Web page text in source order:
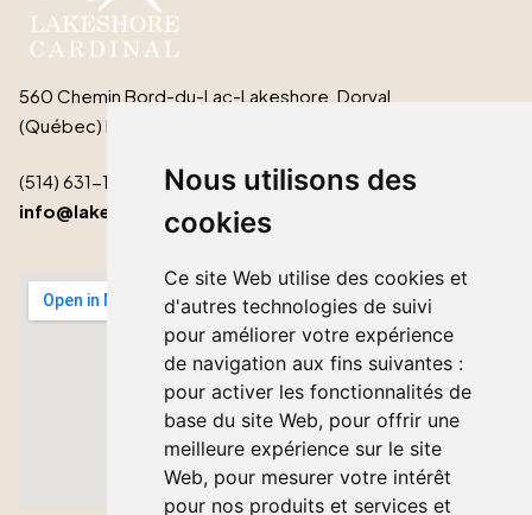
Nous utilisons des
cookies
Ce site Web utilise des cookies et
d'autres technologies de suivi
pour améliorer votre expérience
de navigation aux fins suivantes :
pour activer les fonctionnalités de
base du site Web, pour offrir une
meilleure expérience sur le site
Web, pour mesurer votre intérêt
pour nos produits et services et
560 Chemin Bord-du-Lac-Lakeshore, Dorval
(Québec) H9S 2B3
(514) 631-1511
info@lakeshorecardinal.ca